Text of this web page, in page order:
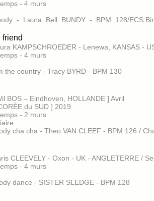
- 4 murs
- Laura Bell BUNDY - BPM 128/ECS
friend
KAMPSCHROEDER - Lenewa, KANSAS -
- 4 murs
the country - Tracy BYRD - BPM 130
BOS – Eindhoven, HOLLANDE ] Avril
du SUD ] 2019
- 2 murs
cha cha - Theo VAN CLEEF - BPM 126 /
CLEEVELY - Oxon - UK - ANGLETERRE /
- 4 murs
dance - SISTER SLEDGE - BPM 128